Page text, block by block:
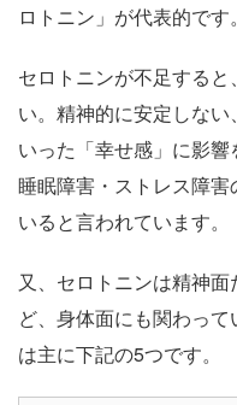
ロトニン」が代表的です。
セロトニンが不足する
い。精神的に安定しな
いった「幸せ感」に影響
睡眠障害・ストレス障
いると言われています。
又、セロトニンは精神
ど、身体面にも関わっ
は主に下記の5つです。